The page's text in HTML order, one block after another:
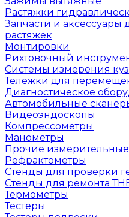
Растяжки
Запчасти и аксессуары
растяжек
Монтировки
Рихтовочный
Системы измерения
Тележки для
Диагностическое
Автомобильные
Видеоэндоскопы
Компрессометры
Манометры
Прочие
Рефрактометры
Стенды для проверки
Стенды для ремонта
Термометры
Тестеры